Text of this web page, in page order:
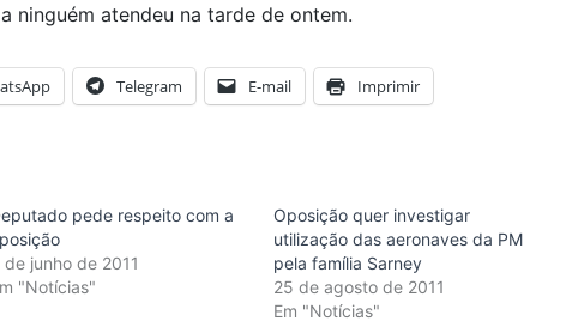
ninguém atendeu na tarde de ontem.
Telegram E-mail Imprimir
pede respeito com a
de junho de 2011
"Notícias"
Oposição quer investigar
utilização das aeronaves da PM
pela família Sarney
25 de agosto de 2011
Em "Notícias"